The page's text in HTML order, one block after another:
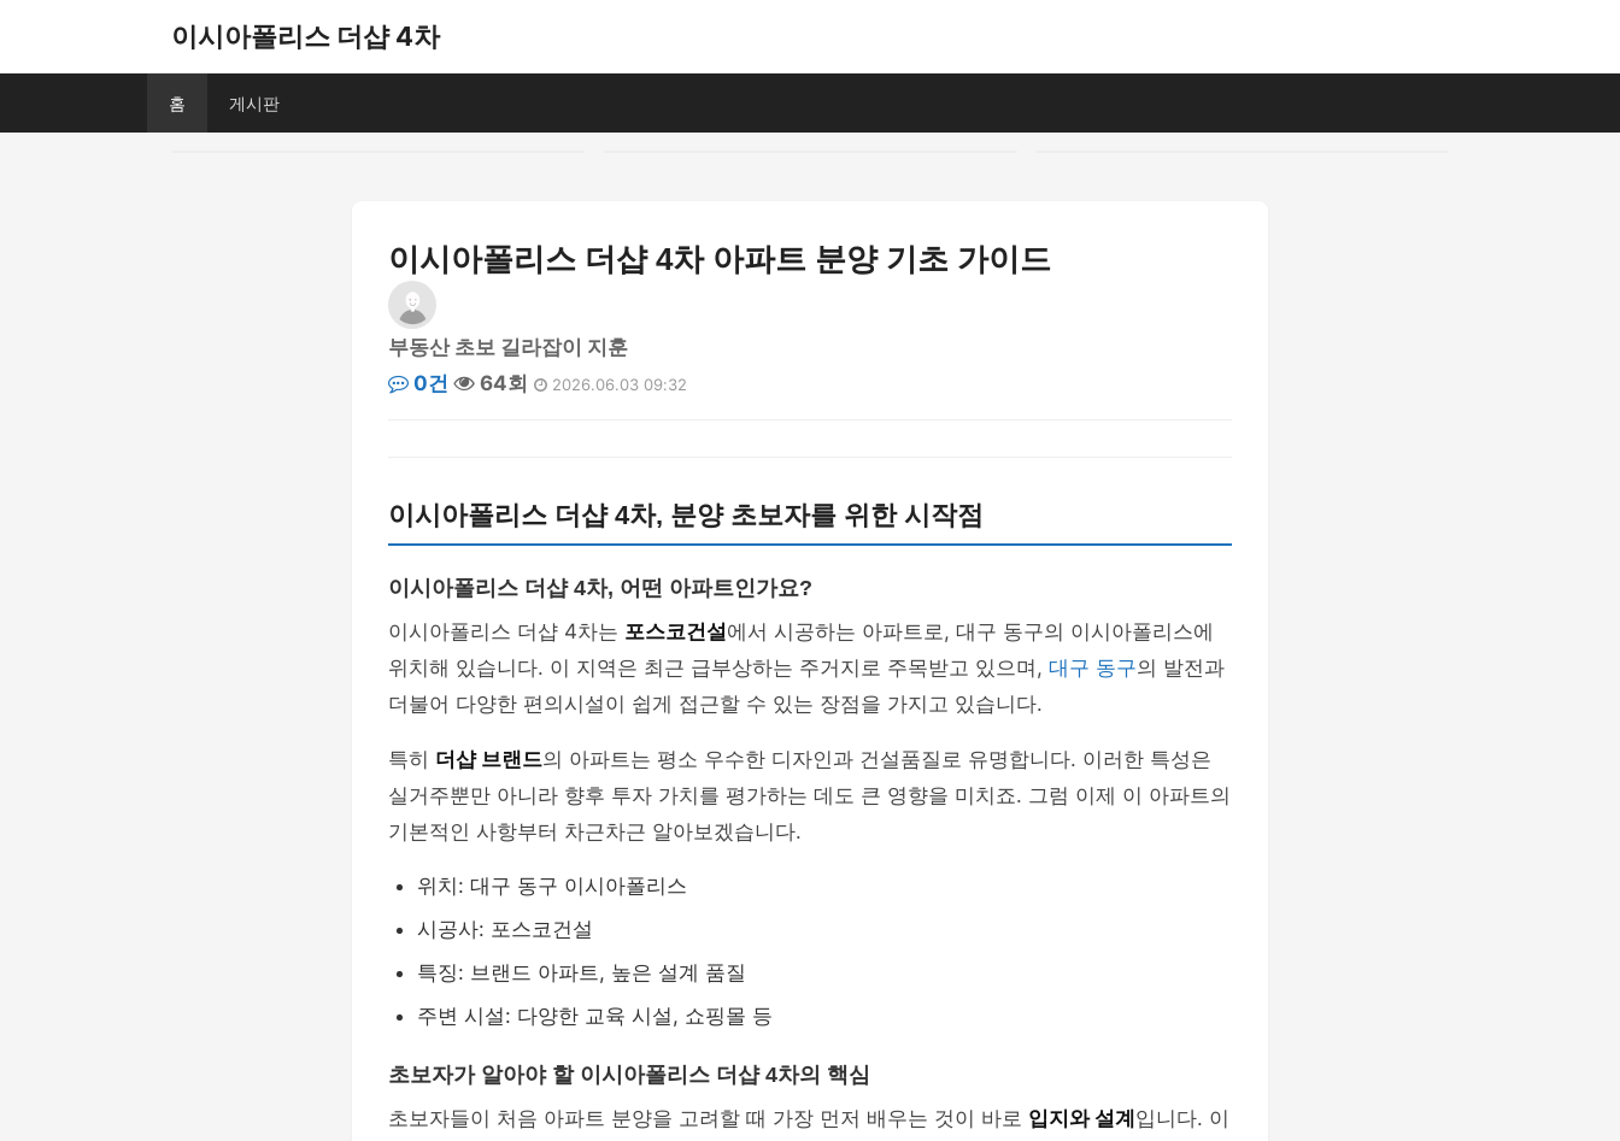
이시아폴리스 더샵 4차
홈 게시판
이시아폴리스 더샵 4차 아파트 분양 기초 가이드
부동산 초보 길라잡이 지훈
0건
64회 2026.06.03 09:32
이시아폴리스 더샵 4차, 분양 초보자를 위한 시작점
이시아폴리스 더샵 4차, 어떤 아파트인가요?
이시아폴리스 더샵 4차는 포스코건설에서 시공하는 아파트로, 대구 동구의 이시아폴리스에
위치해 있습니다. 이 지역은 최근 급부상하는 주거지로 주목받고 있으며, 대구 동구의 발전과
더불어 다양한 편의시설이 쉽게 접근할 수 있는 장점을 가지고 있습니다.
특히 더샵 브랜드의 아파트는 평소 우수한 디자인과 건설품질로 유명합니다. 이러한 특성은
실거주뿐만 아니라 향후 투자 가치를 평가하는 데도 큰 영향을 미치죠. 그럼 이제 이 아파트의
기본적인 사항부터 차근차근 알아보겠습니다.
위치: 대구 동구 이시아폴리스
시공사: 포스코건설
특징: 브랜드 아파트, 높은 설계 품질
주변 시설: 다양한 교육 시설, 쇼핑몰 등
초보자가 알아야 할 이시아폴리스 더샵 4차의 핵심
초보자들이 처음 아파트 분양을 고려할 때 가장 먼저 배우는 것이 바로 입지와 설계 입니다. 이